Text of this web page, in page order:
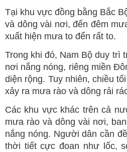
Tại khu vực đồng bằng Bắc
và dông vài nơi, đến đêm
xuất hiện mưa to đến rất to.
Trong khi đó, Nam Bộ duy trì
nơi nắng nóng, riêng miền
diện rộng. Tuy nhiên, chiều
xảy ra mưa rào và dông rải
Các khu vực khác trên cả
mưa rào và dông vài nơi,
nắng nóng. Người dân cần
thời tiết cực đoan như lốc,